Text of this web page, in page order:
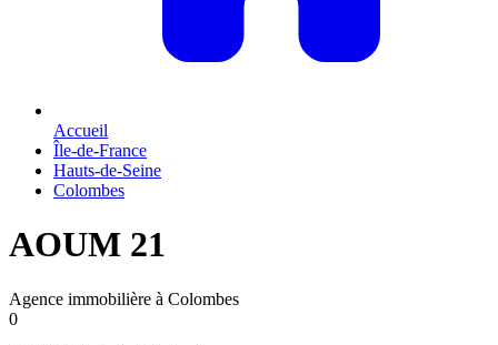
Accueil
Île-de-France
Hauts-de-Seine
Colombes
AOUM 21
Agence immobilière à Colombes
0